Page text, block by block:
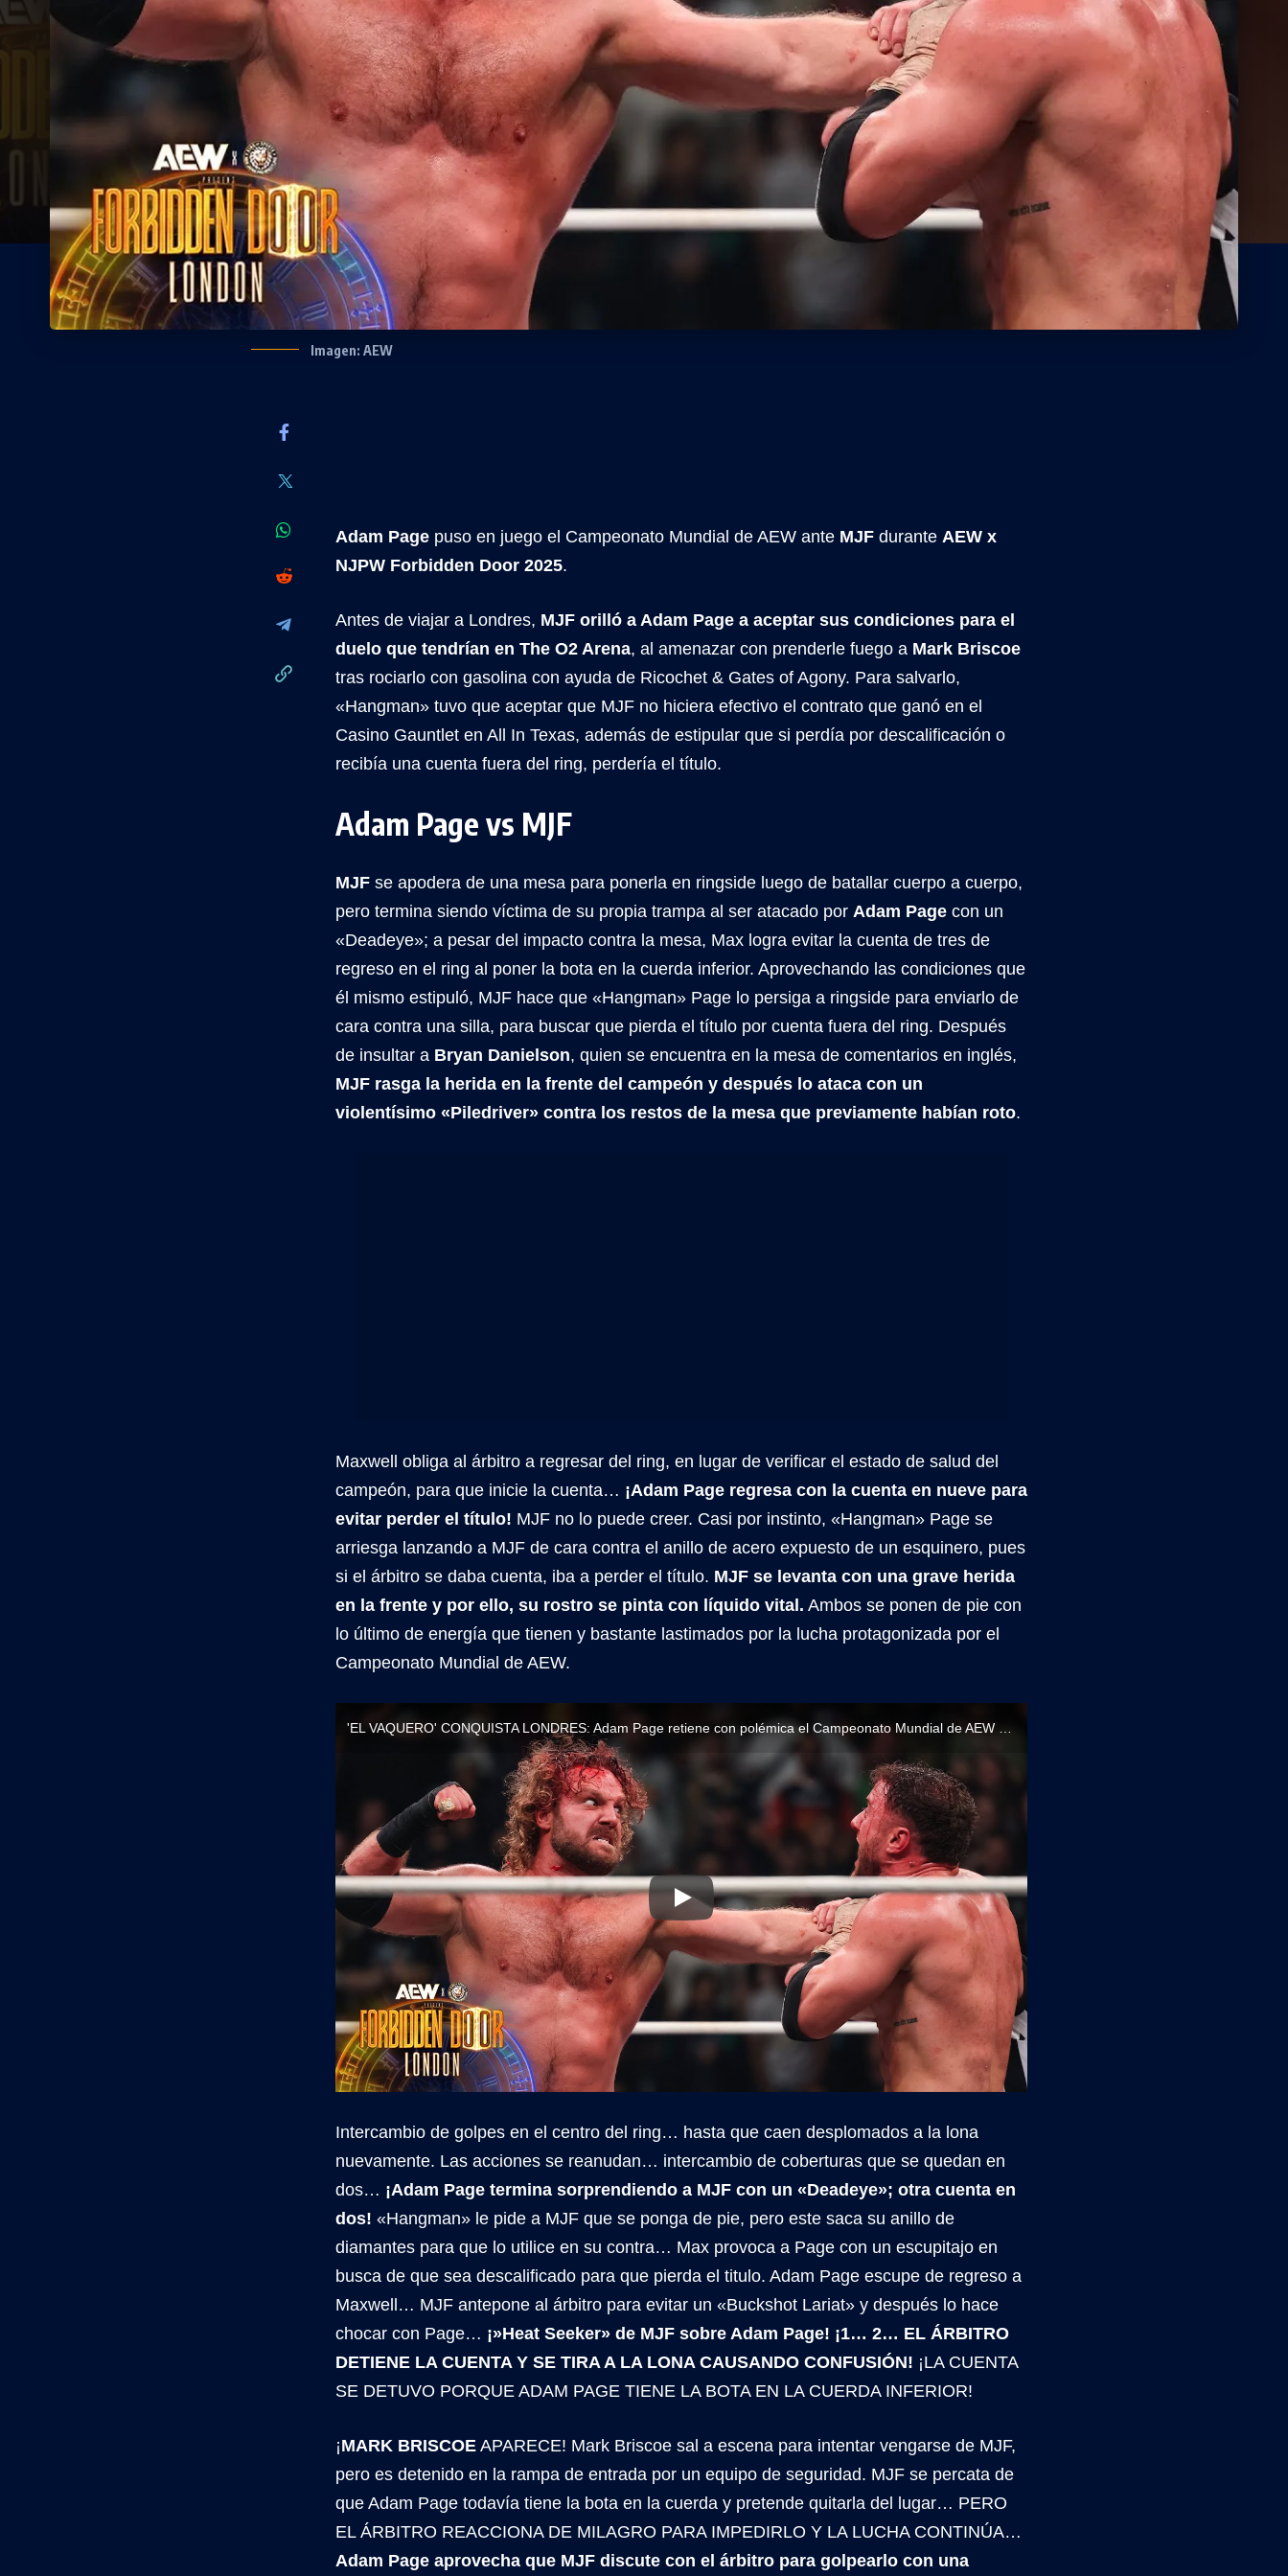
Imagen: AEW
Adam Page puso en juego el Campeonato Mundial de AEW ante MJF durante AEW x
NJPW Forbidden Door 2025.
Antes de viajar a Londres, MJF orilló a Adam Page a aceptar sus condiciones para el
duelo que tendrían en The O2 Arena, al amenazar con prenderle fuego a Mark Briscoe
tras rociarlo con gasolina con ayuda de Ricochet & Gates of Agony. Para salvarlo,
«Hangman» tuvo que aceptar que MJF no hiciera efectivo el contrato que ganó en el
Casino Gauntlet en All In Texas, además de estipular que si perdía por descalificación o
recibía una cuenta fuera del ring, perdería el título.
Adam Page vs MJF
MJF se apodera de una mesa para ponerla en ringside luego de batallar cuerpo a cuerpo,
pero termina siendo víctima de su propia trampa al ser atacado por Adam Page con un
«Deadeye»; a pesar del impacto contra la mesa, Max logra evitar la cuenta de tres de
regreso en el ring al poner la bota en la cuerda inferior. Aprovechando las condiciones que
él mismo estipuló, MJF hace que «Hangman» Page lo persiga a ringside para enviarlo de
cara contra una silla, para buscar que pierda el título por cuenta fuera del ring. Después
de insultar a Bryan Danielson, quien se encuentra en la mesa de comentarios en inglés,
MJF rasga la herida en la frente del campeón y después lo ataca con un
violentísimo «Piledriver» contra los restos de la mesa que previamente habían roto.
Maxwell obliga al árbitro a regresar del ring, en lugar de verificar el estado de salud del
campeón, para que inicie la cuenta… ¡Adam Page regresa con la cuenta en nueve para
evitar perder el título! MJF no lo puede creer. Casi por instinto, «Hangman» Page se
arriesga lanzando a MJF de cara contra el anillo de acero expuesto de un esquinero, pues
si el árbitro se daba cuenta, iba a perder el título. MJF se levanta con una grave herida
en la frente y por ello, su rostro se pinta con líquido vital. Ambos se ponen de pie con
lo último de energía que tienen y bastante lastimados por la lucha protagonizada por el
Campeonato Mundial de AEW.
Intercambio de golpes en el centro del ring… hasta que caen desplomados a la lona
nuevamente. Las acciones se reanudan… intercambio de coberturas que se quedan en
dos… ¡Adam Page termina sorprendiendo a MJF con un «Deadeye»; otra cuenta en
dos! «Hangman» le pide a MJF que se ponga de pie, pero este saca su anillo de
diamantes para que lo utilice en su contra… Max provoca a Page con un escupitajo en
busca de que sea descalificado para que pierda el titulo. Adam Page escupe de regreso a
Maxwell… MJF antepone al árbitro para evitar un «Buckshot Lariat» y después lo hace
chocar con Page… ¡»Heat Seeker» de MJF sobre Adam Page! ¡1… 2… EL ÁRBITRO
DETIENE LA CUENTA Y SE TIRA A LA LONA CAUSANDO CONFUSIÓN! ¡LA CUENTA
SE DETUVO PORQUE ADAM PAGE TIENE LA BOTA EN LA CUERDA INFERIOR!
¡MARK BRISCOE APARECE! Mark Briscoe sal a escena para intentar vengarse de MJF,
pero es detenido en la rampa de entrada por un equipo de seguridad. MJF se percata de
que Adam Page todavía tiene la bota en la cuerda y pretende quitarla del lugar… PERO
EL ÁRBITRO REACCIONA DE MILAGRO PARA IMPEDIRLO Y LA LUCHA CONTINÚA…
Adam Page aprovecha que MJF discute con el árbitro para golpearlo con una